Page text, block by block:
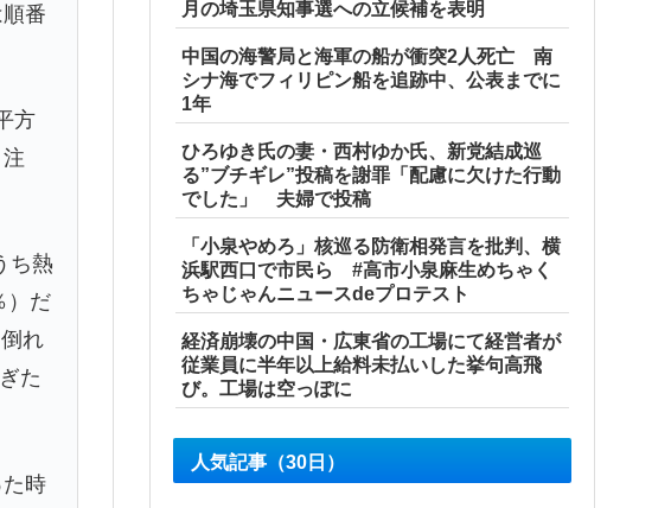
番
方
ち熱
）だ
れ
た
時
月の埼玉県知事選への立候補を表明
中国の海警局と海軍の船が衝突2人死亡 南
シナ海でフィリピン船を追跡中、公表までに
1年
ひろゆき氏の妻・西村ゆか氏、新党結成巡
る”ブチギレ”投稿を謝罪「配慮に欠けた行動
でした」 夫婦で投稿
「小泉やめろ」核巡る防衛相発言を批判、横
浜駅西口で市民ら #高市小泉麻生めちゃく
ちゃじゃんニュースdeプロテスト
経済崩壊の中国・広東省の工場にて経営者が
従業員に半年以上給料未払いした挙句高飛
び。工場は空っぽに
人気記事（30日）